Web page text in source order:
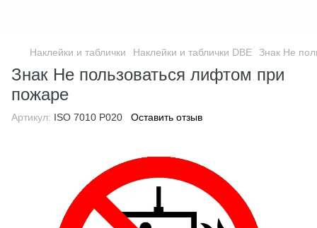
Наклейки и таблички Наклейки и таблички DBE Знак Не
Знак Не пользоваться лифтом при
пожаре
Артикул: ISO 7010 P020 Оставить отзыв